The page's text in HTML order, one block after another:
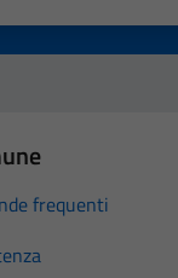
5 stelle su 5
su 5
su 5
5
frequenti